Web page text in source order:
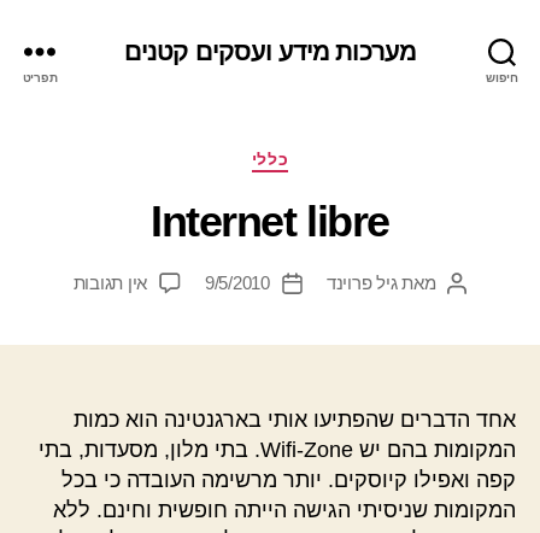
חיפוש
מערכות מידע ועסקים קטנים
תפריט
קטגוריותכללי
Internet libre
המחבר
מאתגיל פרוינד
תאריך9/5/2010 אין תגובותעל
אחד הדברים שהפתיעו אותי בארגנטינה הוא כמות
המקומות בהם יש Wifi-Zone. בתי מלון, מסעדות, בתי
קפה ואפילו קיוסקים. יותר מרשימה העובדה כי בכל
המקומות שניסיתי הגישה הייתה חופשית וחינם. ללא